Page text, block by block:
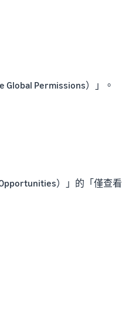
Permissions）」。
）」的「僅查看